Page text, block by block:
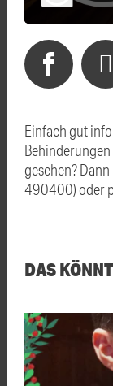
Einfach gut
Behinderungen
gesehen?
490400) oder
DAS